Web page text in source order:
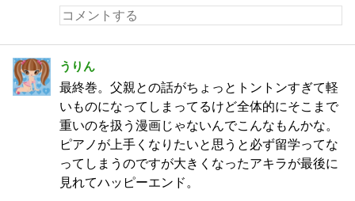
うりん
最終巻。父親との話がちょっとトントンすぎて軽
いものになってしまってるけど全体的にそこまで
重いのを扱う漫画じゃないんでこんなもんかな。
ピアノが上手くなりたいと思うと必ず留学ってな
ってしまうのですが大きくなったアキラが最後に
見れてハッピーエンド。